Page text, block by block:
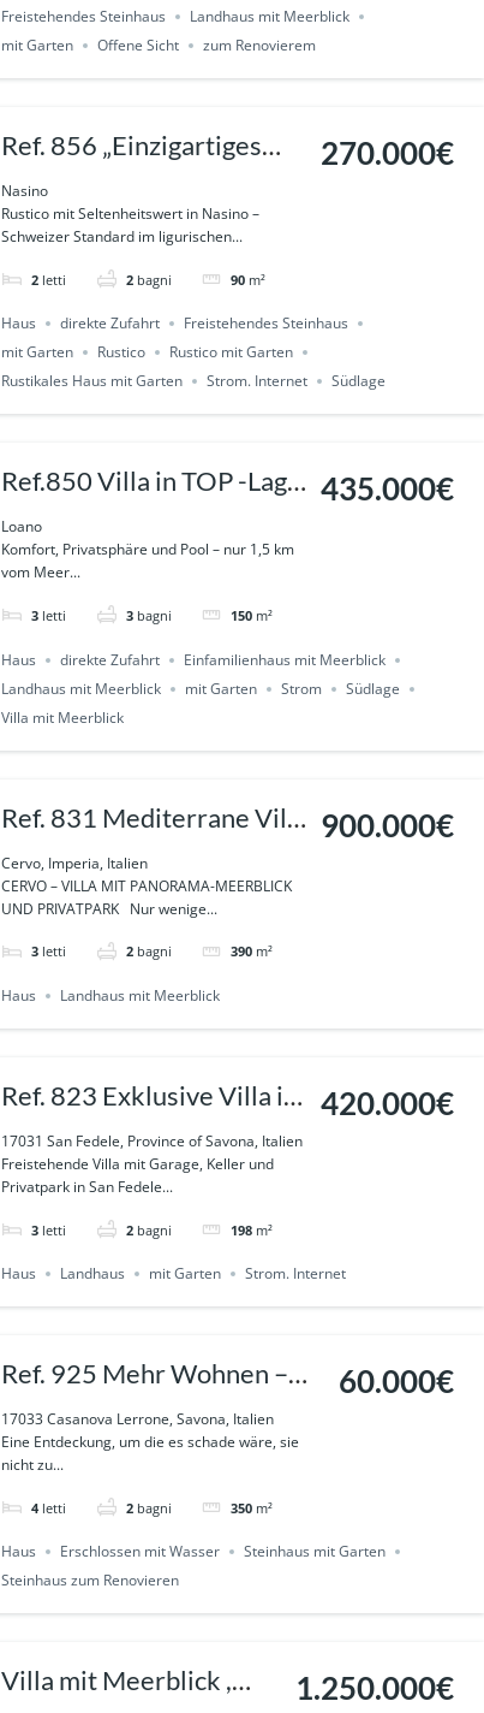
Freistehendes Steinhaus
Landhaus mit Meerblick
mit Garten
Offene Sicht zum Renovierem
Ref. 856 „Einzigartiges
Rustico mit Whirlpool,
Garten & Traum-
Panoramablick in Nasino
Nasino
Rustico mit Seltenheitswert in Nasino –
Schweizer Standard im ligurischen...
2 letti 2 bagni 90 m²
270.000€
Haus direkte Zufahrt
Freistehendes Steinhaus
mit Garten
Rustico
Rustico mit Garten
Rustikales Haus mit Garten
Strom. Internet Südlage
Ref.850 Villa in TOP -Lage
zwischen Pietra Ligure
und Loano
Loano
Komfort, Privatsphäre und Pool – nur 1,5 km
vom Meer...
3 letti 3 bagni 150 m²
435.000€
Haus direkte Zufahrt
Einfamilienhaus mit Meerblick
Landhaus mit Meerblick
mit Garten Strom
Südlage
Villa mit Meerblick
Ref. 831 Mediterrane Villa
in CERVO mit privatem
Park und unverbaubarem
Meerblick
Cervo, Imperia, Italien
CERVO – VILLA MIT PANORAMA-MEERBLICK
UND PRIVATPARK Nur wenige...
3 letti 2 bagni 390 m²
900.000€
Haus Landhaus mit Meerblick
Ref. 823 Exklusive Villa in
sonniger Panoramalage in
San Fedele -Albenga
17031 San Fedele, Province of Savona, Italien
Freistehende Villa mit Garage, Keller und
Privatpark in San Fedele...
3 letti 2 bagni 198 m²
420.000€
Haus Landhaus mit Garten Strom. Internet
Ref. 925 Mehr Wohnen –
Eine Community in
Casanova Lerrone
17033 Casanova Lerrone, Savona, Italien
Eine Entdeckung, um die es schade wäre, sie
nicht zu...
4 letti 2 bagni 350 m²
60.000€
Haus Erschlossen mit Wasser
Steinhaus mit Garten
Steinhaus zum Renovieren
Villa mit Meerblick ,
1.250.000€